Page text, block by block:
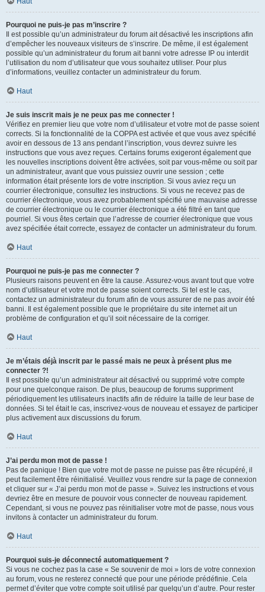
Pourquoi ne puis-je pas m’inscrire ?
Il est possible qu’un administrateur du forum ait désactivé les inscriptions afin
d’empêcher les nouveaux visiteurs de s’inscrire. De même, il est également
possible qu’un administrateur du forum ait banni votre adresse IP ou interdit
l’utilisation du nom d’utilisateur que vous souhaitez utiliser. Pour plus
d’informations, veuillez contacter un administrateur du forum.
Haut
Je suis inscrit mais je ne peux pas me connecter !
Vérifiez en premier lieu que votre nom d’utilisateur et votre mot de passe soient
corrects. Si la fonctionnalité de la COPPA est activée et que vous avez spécifié
avoir en dessous de 13 ans pendant l’inscription, vous devrez suivre les
instructions que vous avez reçues. Certains forums exigeront également que
les nouvelles inscriptions doivent être activées, soit par vous-même ou soit par
un administrateur, avant que vous puissiez ouvrir une session ; cette
information était présente lors de votre inscription. Si vous aviez reçu un
courrier électronique, consultez les instructions. Si vous ne recevez pas de
courrier électronique, vous avez probablement spécifié une mauvaise adresse
de courrier électronique ou le courrier électronique a été filtré en tant que
pourriel. Si vous êtes certain que l’adresse de courrier électronique que vous
avez spécifiée était correcte, essayez de contacter un administrateur du forum.
Haut
Pourquoi ne puis-je pas me connecter ?
Plusieurs raisons peuvent en être la cause. Assurez-vous avant tout que votre
nom d’utilisateur et votre mot de passe soient corrects. Si tel est le cas,
contactez un administrateur du forum afin de vous assurer de ne pas avoir été
banni. Il est également possible que le propriétaire du site internet ait un
problème de configuration et qu’il soit nécessaire de la corriger.
Haut
Je m’étais déjà inscrit par le passé mais ne peux à présent plus me
connecter ?!
Il est possible qu’un administrateur ait désactivé ou supprimé votre compte
pour une quelconque raison. De plus, beaucoup de forums suppriment
périodiquement les utilisateurs inactifs afin de réduire la taille de leur base de
données. Si tel était le cas, inscrivez-vous de nouveau et essayez de participer
plus activement aux discussions du forum.
Haut
J’ai perdu mon mot de passe !
Pas de panique ! Bien que votre mot de passe ne puisse pas être récupéré, il
peut facilement être réinitialisé. Veuillez vous rendre sur la page de connexion
et cliquer sur « J’ai perdu mon mot de passe ». Suivez les instructions et vous
devriez être en mesure de pouvoir vous connecter de nouveau rapidement.
Cependant, si vous ne pouvez pas réinitialiser votre mot de passe, nous vous
invitons à contacter un administrateur du forum.
Haut
Pourquoi suis-je déconnecté automatiquement ?
Si vous ne cochez pas la case « Se souvenir de moi » lors de votre connexion
au forum, vous ne resterez connecté que pour une période prédéfinie. Cela
permet d’éviter que votre compte soit utilisé par quelqu’un d’autre. Pour rester